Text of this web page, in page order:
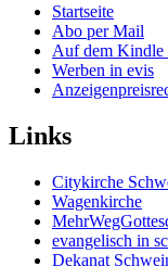
Startseite
Abo per Mail
Auf dem Kindle
Werben in evis
Links
Citykirche
Wagenkirche
evangelisch in
Dekanat